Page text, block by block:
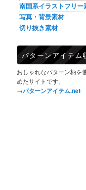
南国系イラストフリー
写真・背景素材
切り抜き素材
パターンアイテム
おしゃれなパターン柄を
めたサイトです。
→パターンアイテム.net